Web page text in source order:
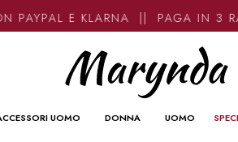
E KLARNA || PAGA IN 3 RATE
UOMO DONNA UOMO